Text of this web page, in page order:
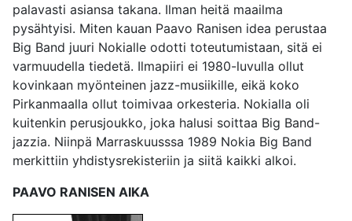
palavasti asiansa takana. Ilman heitä maailma
pysähtyisi. Miten kauan Paavo Ranisen idea perustaa
Big Band juuri Nokialle odotti toteutumistaan, sitä ei
varmuudella tiedetä. Ilmapiiri ei 1980-luvulla ollut
kovinkaan myönteinen jazz-musiikille, eikä koko
Pirkanmaalla ollut toimivaa orkesteria. Nokialla oli
kuitenkin perusjoukko, joka halusi soittaa Big Band-
jazzia. Niinpä Marraskuusssa 1989 Nokia Big Band
merkittiin yhdistysrekisteriin ja siitä kaikki alkoi.
PAAVO RANISEN AIKA